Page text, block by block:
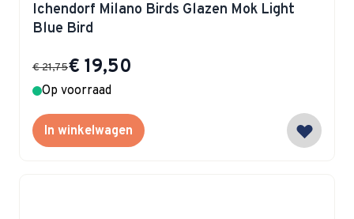
Ichendorf Milano Birds Glazen Mok Light
Blue Bird
Special Price
€ 19,50
€ 21,75
Op voorraad
In winkelwagen